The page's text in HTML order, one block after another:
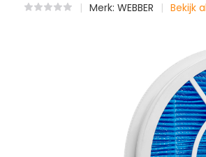
Merk: WEBBER Bekijk